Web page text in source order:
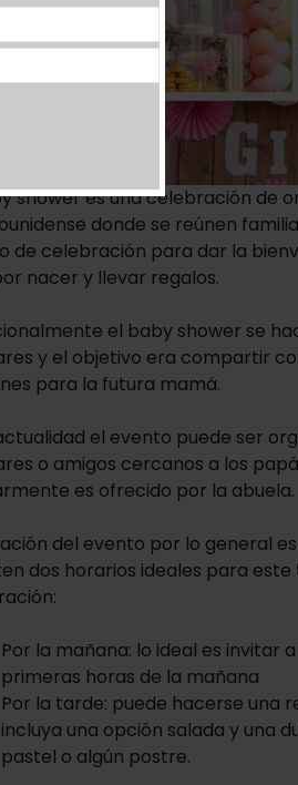
shower es una celebración de
donde se reúnen
de celebración para dar la
nacer y llevar regalos.
el baby shower se
y el objetivo era compartir
para la futura mamá.
el evento puede ser
o amigos cercanos a los
es ofrecido por la abuela.
del evento por lo general
dos horarios ideales para este
Por la mañana: lo ideal es invitar
primeras horas de la mañana
Por la tarde: puede hacerse una
incluya una opción salada y una
pastel o algún postre.